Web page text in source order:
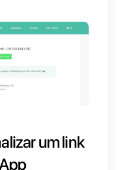
.me/— onde se
de telefone
e em
Não se
hífens quando